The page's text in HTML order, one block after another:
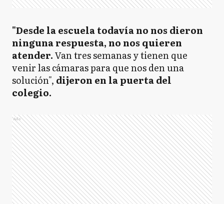
"Desde la escuela todavía no nos dieron
ninguna respuesta, no nos quieren
atender.Van tres semanas y tienen que
venir las cámaras para que nos den una
solución", dijeron en la puerta del
colegio.
Ads